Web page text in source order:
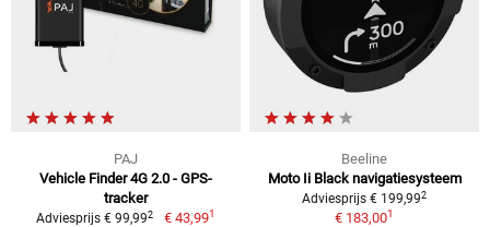
PAJ
Vehicle Finder 4G 2.0 - GPS-
tracker
Adviesprijs € 99,992 € 43,991
Beeline
Moto Ii Black navigatiesysteem
Adviesprijs € 199,992
€ 183,001